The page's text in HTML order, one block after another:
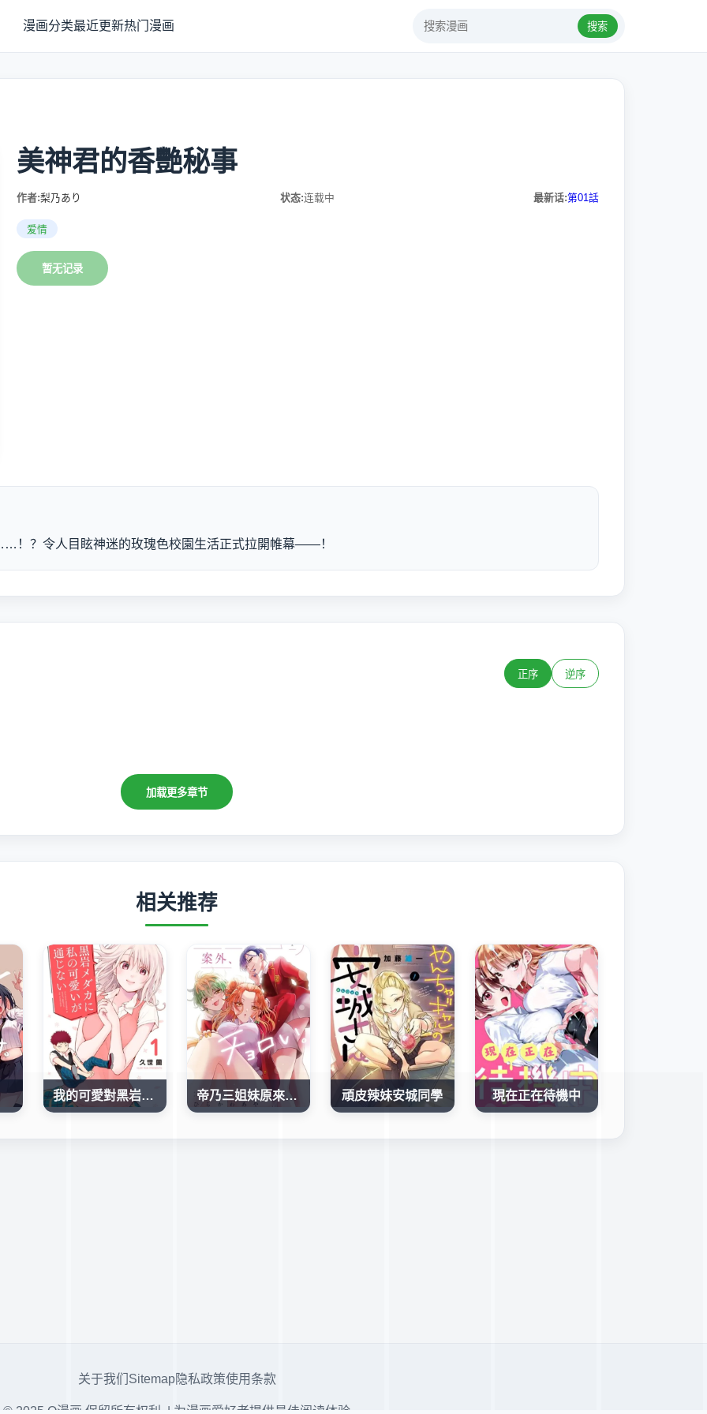
漫画分类最近更新热门漫画 搜索
美神君的香艷秘事
作者:梨乃あり 状态:连载中 最新话:第01話
爱情
暂无记录
！？令人目眩神迷的玫瑰色校園生活正式拉開帷幕——！
正序 逆序
加载更多章节
相关推荐
我的可愛對黑岩目高不管用 帝乃三姐妹原來很好搞定 頑皮辣妹安城同學 現在正在待機中
关于我们 Sitemap隐私政策使用条款
© 2025 Q漫画 保留所有权利. | 为漫画爱好者提供最佳阅读体验